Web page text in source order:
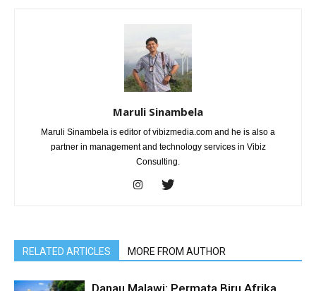
Maruli Sinambela
Maruli Sinambela is editor of vibizmedia.com and he is also a
partner in management and technology services in Vibiz
Consulting.
RELATED ARTICLES MORE FROM AUTHOR
Danau Malawi: Permata Biru Afrika